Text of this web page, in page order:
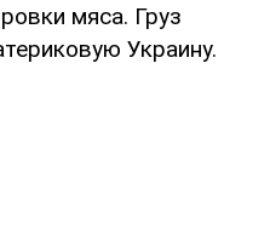
мяса. Груз
Украину.